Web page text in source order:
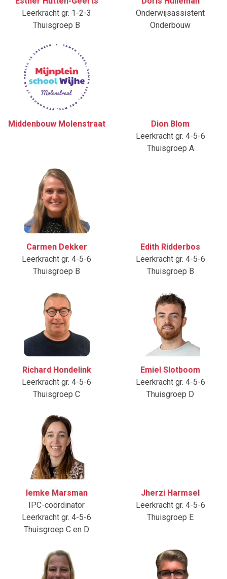
Leerkracht gr. 1-2-3
Thuisgroep B
Onderwijsassistent
Onderbouw
Middenbouw Molenstraat
Dion Blom
Leerkracht gr. 4-5-6
Thuisgroep A
Carmen Dekker
Leerkracht gr. 4-5-6
Thuisgroep B
Edith Ridderbos
Leerkracht gr. 4-5-6
Thuisgroep B
Richard Hondelink
Leerkracht gr. 4-5-6
Thuisgroep C
Emiel Slotboom
Leerkracht gr. 4-5-6
Thuisgroep D
Iemke Marsman
IPC-coördinator
Leerkracht gr. 4-5-6
Thuisgroep C en D
Jherzi Harmsel
Leerkracht gr. 4-5-6
Thuisgroep E